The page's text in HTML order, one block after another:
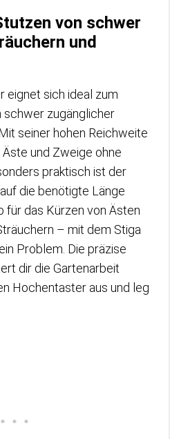
von schwer
und
eignet sich ideal zum
schwer zugänglicher
seiner hohen Reichweite
und Zweige ohne
praktisch ist der
die benötigte Länge
für das Kürzen von Ästen
– mit dem Stiga
Problem. Die präzise
dir die Gartenarbeit
Hochentaster aus und leg